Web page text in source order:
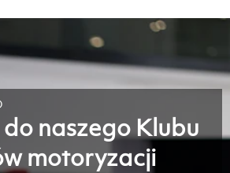
naszego Klubu
motoryzacji